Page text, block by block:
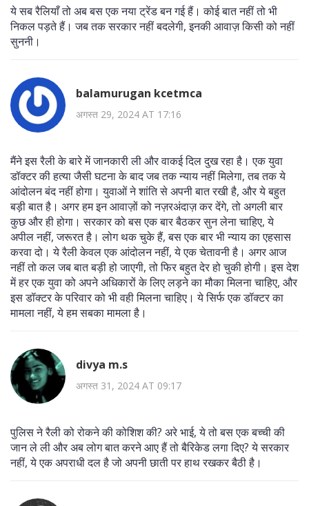
ये सब रैलियाँ तो अब बस एक नया ट्रेंड बन गई हैं। कोई बात नहीं तो भी
निकल पड़ते हैं। जब तक सरकार नहीं बदलेगी, इनकी आवाज़ किसी को नहीं
सुननी।
balamurugan kcetmca
अगस्त 29, 2024 AT 17:16
मैंने इस रैली के बारे में जानकारी ली और वाकई दिल दुख रहा है। एक युवा
डॉक्टर की हत्या जैसी घटना के बाद जब तक न्याय नहीं मिलेगा, तब तक ये
आंदोलन बंद नहीं होगा। युवाओं ने शांति से अपनी बात रखी है, और ये बहुत
बड़ी बात है। अगर हम इन आवाज़ों को नज़रअंदाज़ कर देंगे, तो अगली बार
कुछ और ही होगा। सरकार को बस एक बार बैठकर सुन लेना चाहिए, ये
अपील नहीं, जरूरत है। लोग थक चुके हैं, बस एक बार भी न्याय का एहसास
करवा दो। ये रैली केवल एक आंदोलन नहीं, ये एक चेतावनी है। अगर आज
नहीं तो कल जब बात बड़ी हो जाएगी, तो फिर बहुत देर हो चुकी होगी। इस देश
में हर एक युवा को अपने अधिकारों के लिए लड़ने का मौका मिलना चाहिए, और
इस डॉक्टर के परिवार को भी वही मिलना चाहिए। ये सिर्फ एक डॉक्टर का
मामला नहीं, ये हम सबका मामला है।
divya m.s
अगस्त 31, 2024 AT 09:17
पुलिस ने रैली को रोकने की कोशिश की? अरे भाई, ये तो बस एक बच्ची की
जान ले ली और अब लोग बात करने आए हैं तो बैरिकेड लगा दिए? ये सरकार
नहीं, ये एक अपराधी दल है जो अपनी छाती पर हाथ रखकर बैठी है।